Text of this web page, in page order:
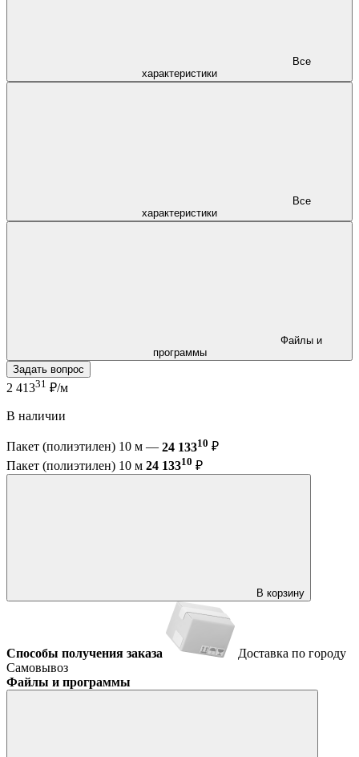
характеристики
характеристики
программы
Задать вопрос
2 41331 ₽/м
В наличии
Пакет (полиэтилен) 10 м — 24 13310 ₽
Пакет (полиэтилен) 10 м 24 13310 ₽
В корзину
Способы получения заказа
Доставка по городу
Самовывоз
Файлы и программы